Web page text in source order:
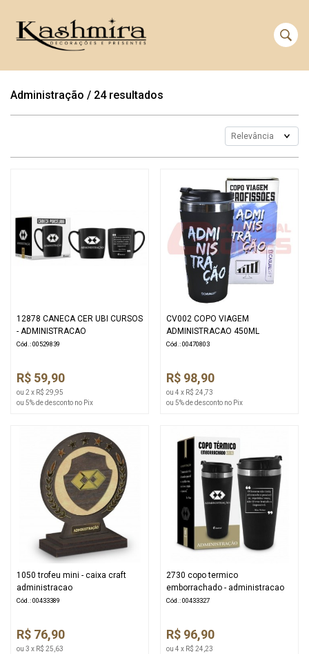
Administração / 24 resultados
12878 CANECA CER UBI CURSOS
- ADMINISTRACAO
Cód.: 00529839
R$ 59,90
ou 2 x R$ 29,95
ou 5% de desconto no Pix
CV002 COPO VIAGEM
ADMINISTRACAO 450ML
Cód.: 00470803
R$ 98,90
ou 4 x R$ 24,73
ou 5% de desconto no Pix
1050 trofeu mini - caixa craft
administracao
Cód.: 00433389
R$ 76,90
ou 3 x R$ 25,63
2730 copo termico
emborrachado - administracao
Cód.: 00433327
R$ 96,90
ou 4 x R$ 24,23